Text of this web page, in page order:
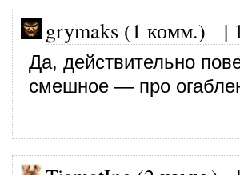
grymaks (1 комм.) |
Да, действительно
смешное — про